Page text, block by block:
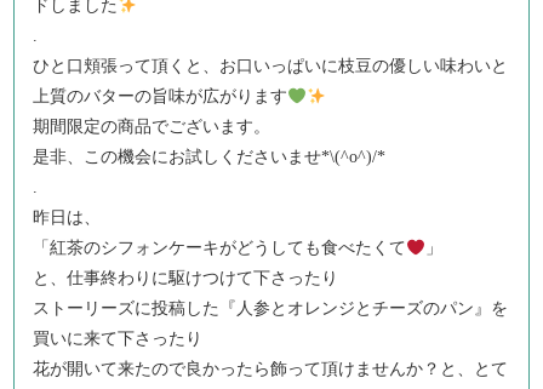
ドしました
.
ひと口頬張って頂くと、お口いっぱいに枝豆の優しい味わいと
上質のバターの旨味が広がります
期間限定の商品でございます。
是非、この機会にお試しくださいませ*\(^o^)/*
.
昨日は、
「紅茶のシフォンケーキがどうしても食べたくて
」
と、仕事終わりに駆けつけて下さったり
ストーリーズに投稿した『人参とオレンジとチーズのパン』を
買いに来て下さったり
花が開いて来たので良かったら飾って頂けませんか？と、とて